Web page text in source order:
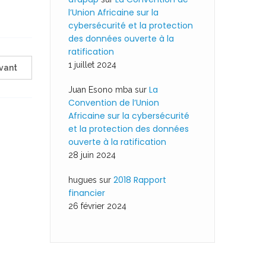
l’Union Africaine sur la
cybersécurité et la protection
des données ouverte à la
ratification
1 juillet 2024
Juan Esono mba sur La
Convention de l’Union
Africaine sur la cybersécurité
et la protection des données
ouverte à la ratification
28 juin 2024
hugues sur 2018 Rapport
financier
26 février 2024